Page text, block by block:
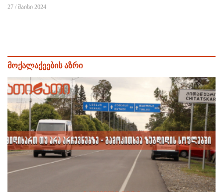
27 / მაისი 2024
მოქალაქეების აზრი